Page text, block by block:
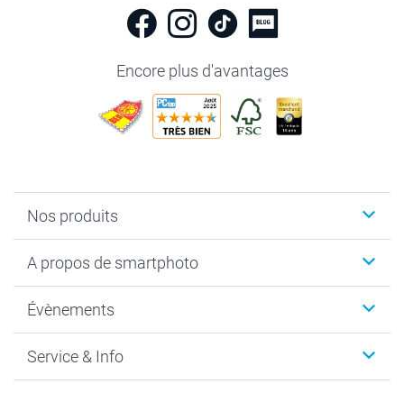
Encore plus d'avantages
Nos produits
Cadeaux photo
MyNameBook
Développement photo & Tirage photo
A propos de smartphoto
Durabilité
Gestion des cookies
Évènements
Nouvel An
Service & Info